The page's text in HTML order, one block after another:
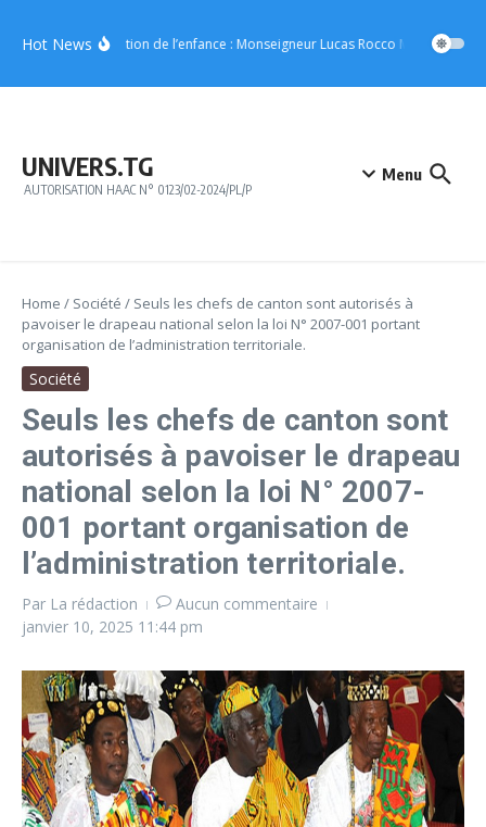
Hot NewsProtection de l’enfance : Monseigneur Lucas Rocco Massimo
UNIVERS.TG
AUTORISATION HAAC N° 0123/02-2024/PL/P
Menu
Home / Société / Seuls les chefs de canton sont autorisés à
pavoiser le drapeau national selon la loi N° 2007-001 portant
organisation de l’administration territoriale.
Société
Seuls les chefs de canton sont
autorisés à pavoiser le drapeau
national selon la loi N° 2007-
001 portant organisation de
l’administration territoriale.
Par La rédaction
Aucun commentaire
janvier 10, 2025 11:44 pm